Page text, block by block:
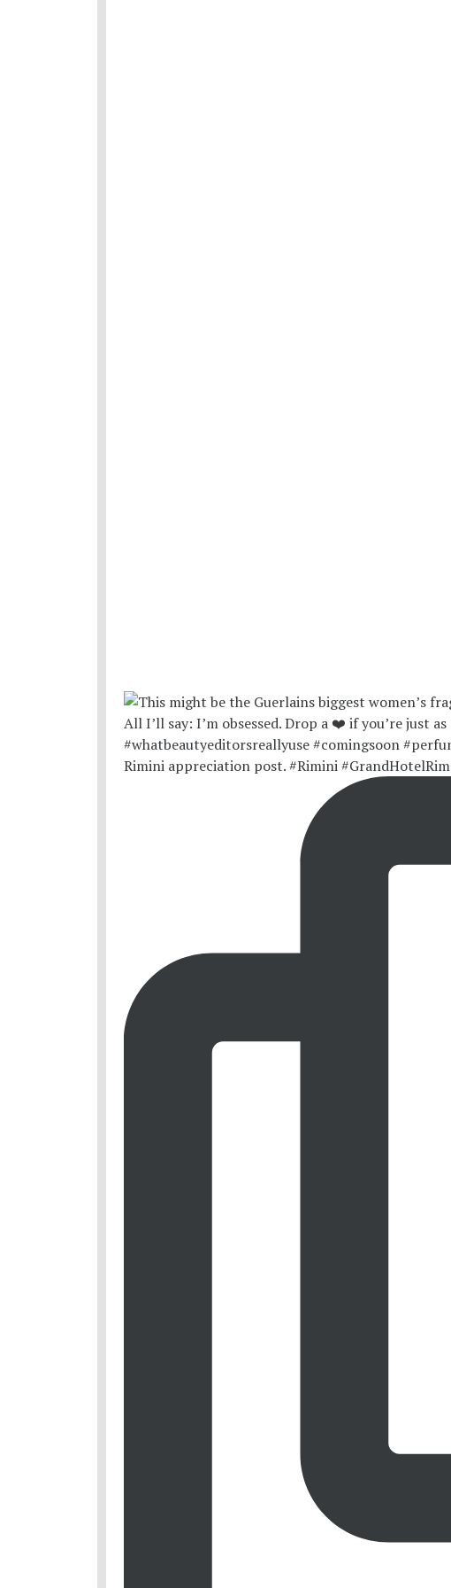
Rimini appreciation post. #Rimini #GrandHotelRim